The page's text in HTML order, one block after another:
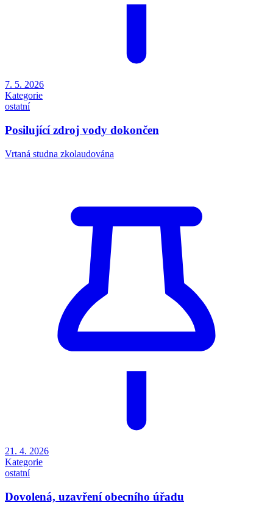
7. 5. 2026
Kategorie
ostatní
Posilující zdroj vody dokončen
Vrtaná studna zkolaudována
21. 4. 2026
Kategorie
ostatní
Dovolená, uzavření obecního úřadu